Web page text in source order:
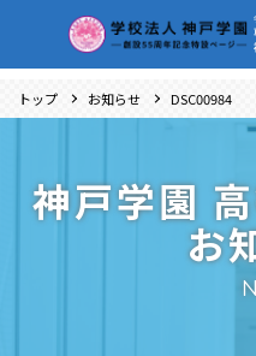
トップ お知らせ DSC00984
神戸学園
お